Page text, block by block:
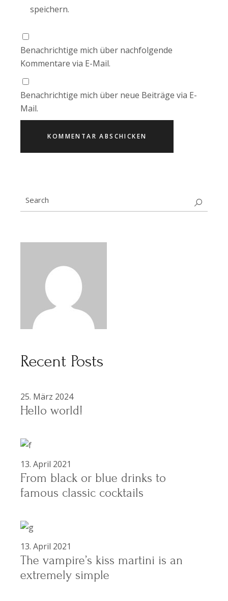
speichern.
Benachrichtige mich über nachfolgende
Kommentare via E-Mail.
Benachrichtige mich über neue Beiträge via E-
Mail.
KOMMENTAR ABSCHICKEN
Search
for:
Recent Posts
25. März 2024
Hello world!
13. April 2021
From black or blue drinks to
famous classic cocktails
13. April 2021
The vampire’s kiss martini is an
extremely simple